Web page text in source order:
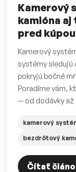
Kamerový
kamióna
pred kúpou
Kamerový
systémy sledujú
pokryjú bočné
Poradíme vám,
— od dodávky až
kamerový
bezdrôtový
Čítať